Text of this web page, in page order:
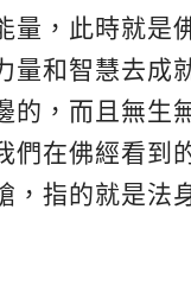
量，此時就是
量和智慧去成
的，而且無生
們在佛經看到
，指的就是法